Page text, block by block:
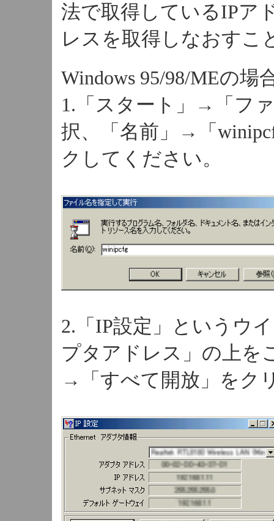
法で取得しているIPア
レスを取得しなおすこ
Windows 95/98/MEの場
1.「スタート」→「フ
択、「名前」→「
クしてください。
2.「IP設定」というウ
プタアドレス」の上を
→「すべて開放」をク